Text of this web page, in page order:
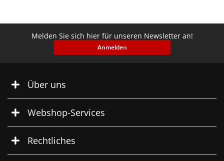
Melden Sie sich hier für unseren Newsletter an!
Anmelden
Über uns
Webshop-Services
Rechtliches